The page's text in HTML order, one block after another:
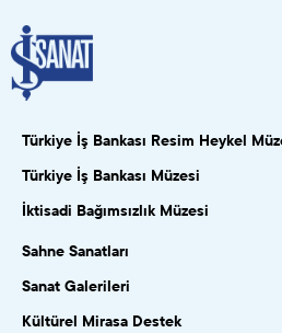
Türkiye İş Bankası Resim Heykel
Türkiye İş Bankası Müzesi
İktisadi Bağımsızlık Müzesi
Sahne Sanatları
Sanat Galerileri
Kültürel Mirasa Destek